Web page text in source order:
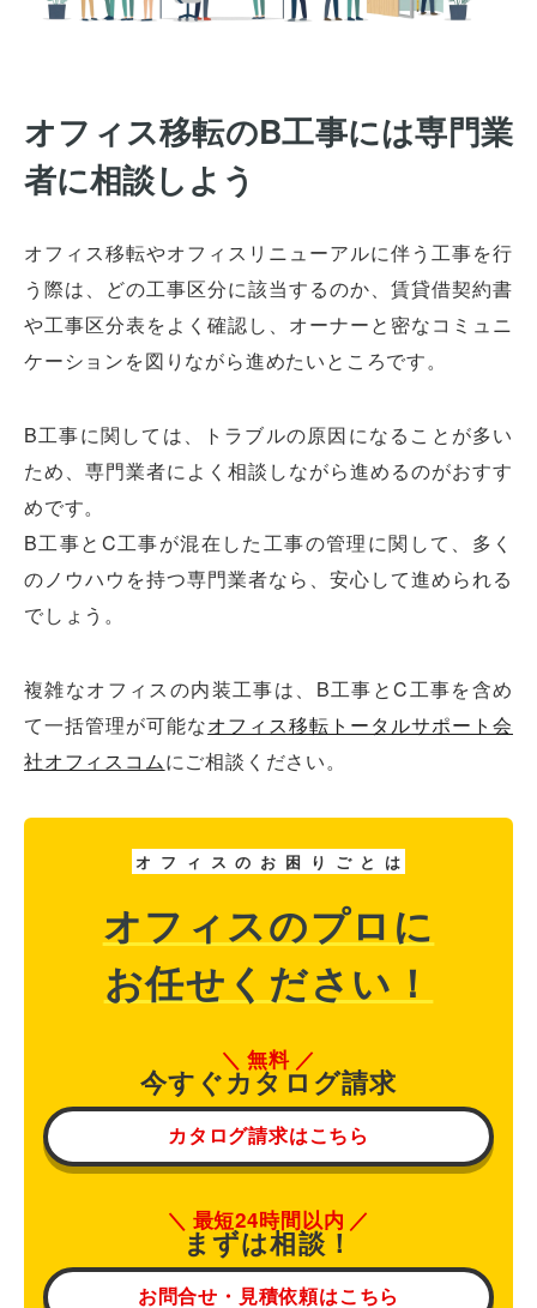
オフィス移転のB工事には専門業
者に相談しよう
オフィス移転やオフィスリニューアルに伴う工事を行
う際は、どの工事区分に該当するのか、賃貸借契約書
や工事区分表をよく確認し、オーナーと密なコミュニ
ケーションを図りながら進めたいところです。
B工事に関しては、トラブルの原因になることが多い
ため、専門業者によく相談しながら進めるのがおすす
めです。
B工事とC工事が混在した工事の管理に関して、多く
のノウハウを持つ専門業者なら、安心して進められる
でしょう。
複雑なオフィスの内装工事は、B工事とC工事を含め
て一括管理が可能なオフィス移転トータルサポート会
社オフィスコムにご相談ください。
オ フ ィ ス の お 困 り ご と は
オフィスのプロに
お任せください！
無料
今すぐカタログ請求
カタログ請求はこちら
最短24時間以内
まずは相談！
お問合せ・見積依頼はこちら